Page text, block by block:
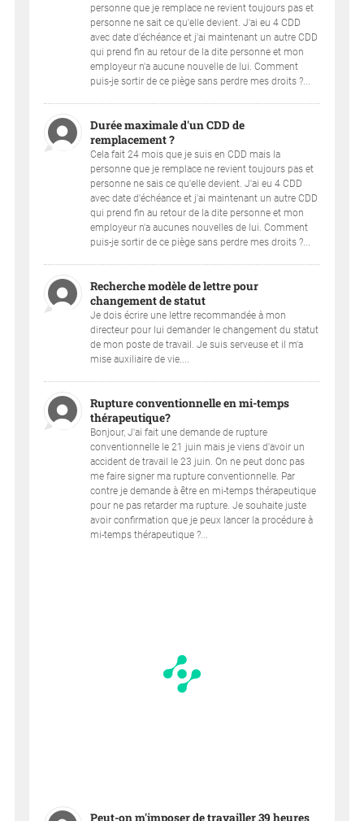
personne que je remplace ne revient toujours pas et
personne ne sait ce qu'elle devient. J'ai eu 4 CDD
avec date d'échéance et j'ai maintenant un autre CDD
qui prend fin au retour de la dite personne et mon
employeur n'a aucune nouvelle de lui. Comment
puis-je sortir de ce piège sans perdre mes droits ?...
Durée maximale d'un CDD de
remplacement ?
Cela fait 24 mois que je suis en CDD mais la
personne que je remplace ne revient toujours pas et
personne ne sais ce qu'elle devient. J'ai eu 4 CDD
avec date d'échéance et j'ai maintenant un autre CDD
qui prend fin au retour de la dite personne et mon
employeur n'a aucunes nouvelles de lui. Comment
puis-je sortir de ce piège sans perdre mes droits ?...
Recherche modèle de lettre pour
changement de statut
Je dois écrire une lettre recommandée à mon
directeur pour lui demander le changement du statut
de mon poste de travail. Je suis serveuse et il m'a
mise auxiliaire de vie....
Rupture conventionnelle en mi-temps
thérapeutique?
Bonjour, J'ai fait une demande de rupture
conventionnelle le 21 juin mais je viens d'avoir un
accident de travail le 23 juin. On ne peut donc pas
me faire signer ma rupture conventionnelle. Par
contre je demande à être en mi-temps thérapeutique
pour ne pas retarder ma rupture. Je souhaite juste
avoir confirmation que je peux lancer la procédure à
mi-temps thérapeutique ?...
Peut-on m'imposer de travailler 39 heures